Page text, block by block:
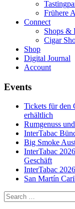
Frühere
Connect
Shops &
Cigar
Shop
Digital Journal
Account
Events
Tickets für den
erhältlich
Rumgenuss
InterTabac
Big Smoke
InterTabac
Geschäft
InterTabac
San Martín